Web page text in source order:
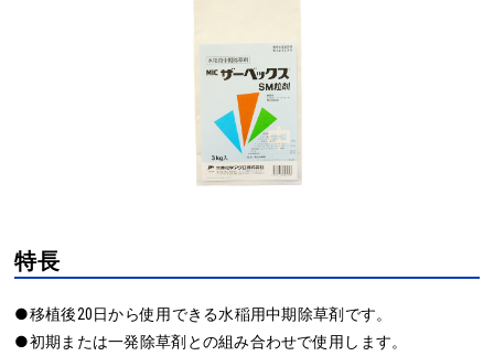
特長
●移植後20日から使用できる水稲用中期除草剤です。
●初期または一発除草剤との組み合わせで使用します。